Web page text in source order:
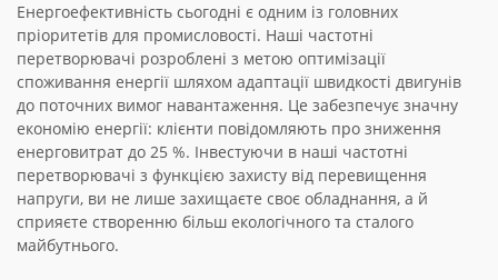
Енергоефективність сьогодні є одним із головних
пріоритетів для промисловості. Наші частотні
перетворювачі розроблені з метою оптимізації
споживання енергії шляхом адаптації швидкості двигунів
до поточних вимог навантаження. Це забезпечує значну
економію енергії: клієнти повідомляють про зниження
енерговитрат до 25 %. Інвестуючи в наші частотні
перетворювачі з функцією захисту від перевищення
напруги, ви не лише захищаєте своє обладнання, а й
сприяєте створенню більш екологічного та сталого
майбутнього.